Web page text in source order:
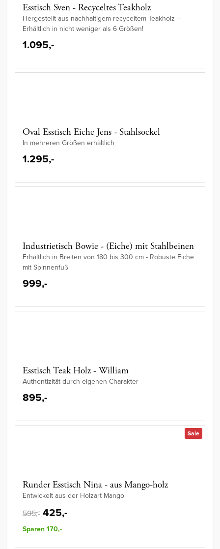
Esstisch Sven - Recyceltes Teakholz
Hergestellt aus nachhaltigem recyceltem Teakholz –
Erhältlich in nicht weniger als 6 Größen!
1.095,-
Oval Esstisch Eiche Jens - Stahlsockel
In mehreren Größen erhältlich
1.295,-
Industrietisch Bowie - (Eiche) mit Stahlbeinen
Erhältlich in Breiten von 180 bis 300 cm - Robuste Eiche
mit Spinnenfuß
999,-
Esstisch Teak Holz - William
Authentizität durch eigenen Charakter
895,-
Sale
Runder Esstisch Nina - aus Mango-holz
Entwickelt aus der Holzart Mango
595,- 425,-
Sparen 170,-